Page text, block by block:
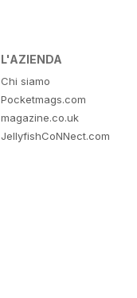
L'AZIENDA
Chi siamo
Pocketmags.com
magazine.co.uk
JellyfishCoNNect.com